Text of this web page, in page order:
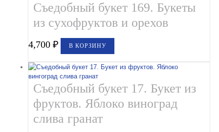
Съедобный букет 169. Букеты
из сухофруктов и орехов
4,700₽ В КОРЗИНУ
Съедобный букет 17. Букет из
фруктов. Яблоко виноград
слива гранат